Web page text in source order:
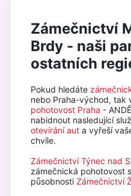
Zámečnictví
Brdy - naši
ostatních
Pokud hledáte
nebo Praha-východ, tak
pohotovost Praha -
nabidnout nasledující
otevírání aut a vyřeší
chvíle.
Zámečnictví Týnec nad
zámečnická pohotovost
působnosti Zámečnictví